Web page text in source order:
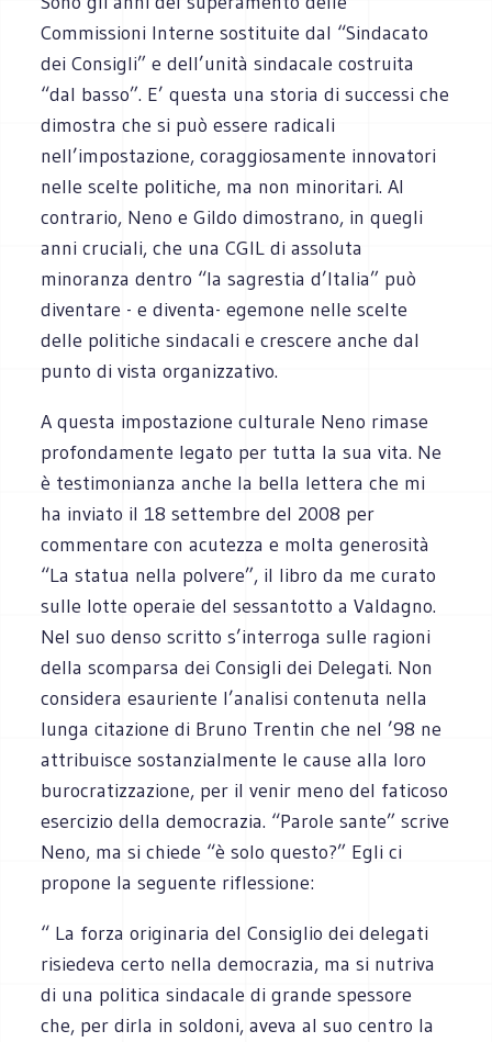
Commissioni Interne sostituite dal “Sindacato
dei Consigli” e dell’unità sindacale costruita
“dal basso”. E’ questa una storia di successi che
dimostra che si può essere radicali
nell’impostazione, coraggiosamente innovatori
nelle scelte politiche, ma non minoritari. Al
contrario, Neno e Gildo dimostrano, in quegli
anni cruciali, che una CGIL di assoluta
minoranza dentro “la sagrestia d’Italia” può
diventare - e diventa- egemone nelle scelte
delle politiche sindacali e crescere anche dal
punto di vista organizzativo.
A questa impostazione culturale Neno rimase
profondamente legato per tutta la sua vita. Ne
è testimonianza anche la bella lettera che mi
ha inviato il 18 settembre del 2008 per
commentare con acutezza e molta generosità
“La statua nella polvere”, il libro da me curato
sulle lotte operaie del sessantotto a Valdagno.
Nel suo denso scritto s’interroga sulle ragioni
della scomparsa dei Consigli dei Delegati. Non
considera esauriente l’analisi contenuta nella
lunga citazione di Bruno Trentin che nel ’98 ne
attribuisce sostanzialmente le cause alla loro
burocratizzazione, per il venir meno del faticoso
esercizio della democrazia. “Parole sante” scrive
Neno, ma si chiede “è solo questo?” Egli ci
propone la seguente riflessione:
“ La forza originaria del Consiglio dei delegati
risiedeva certo nella democrazia, ma si nutriva
di una politica sindacale di grande spessore
che, per dirla in soldoni, aveva al suo centro la